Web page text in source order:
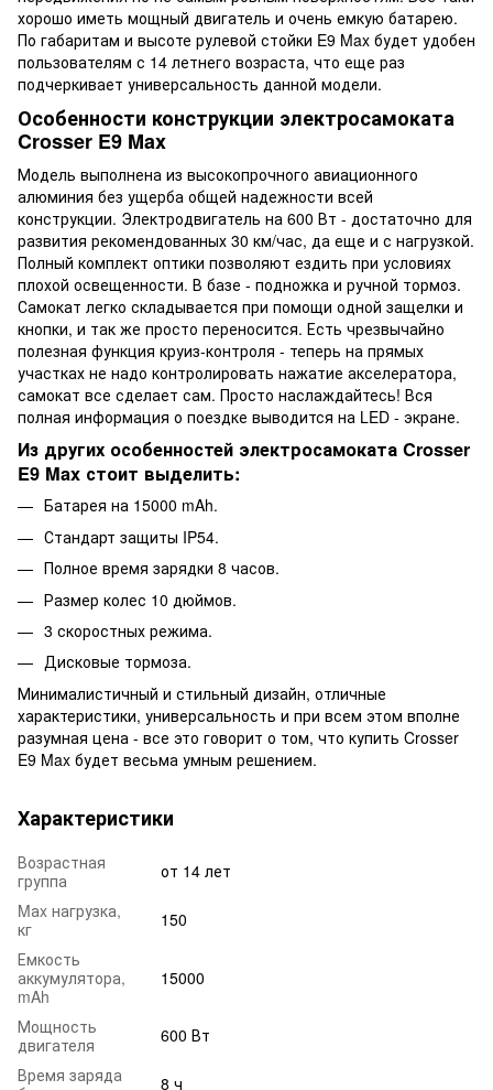
хорошо иметь мощный двигатель и очень емкую батарею.
По габаритам и высоте рулевой стойки E9 Max будет удобен
пользователям с 14 летнего возраста, что еще раз
подчеркивает универсальность данной модели.
Особенности конструкции электросамоката
Crosser E9 Max
Модель выполнена из высокопрочного авиационного
алюминия без ущерба общей надежности всей
конструкции. Электродвигатель на 600 Вт - достаточно для
развития рекомендованных 30 км/час, да еще и с нагрузкой.
Полный комплект оптики позволяют ездить при условиях
плохой освещенности. В базе - подножка и ручной тормоз.
Самокат легко складывается при помощи одной защелки и
кнопки, и так же просто переносится. Есть чрезвычайно
полезная функция круиз-контроля - теперь на прямых
участках не надо контролировать нажатие акселератора,
самокат все сделает сам. Просто наслаждайтесь! Вся
полная информация о поездке выводится на LED - экране.
Из других особенностей электросамоката Crosser
E9 Max стоит выделить:
Батарея на 15000 mAh.
Стандарт защиты IP54.
Полное время зарядки 8 часов.
Размер колес 10 дюймов.
3 скоростных режима.
Дисковые тормоза.
Минималистичный и стильный дизайн, отличные
характеристики, универсальность и при всем этом вполне
разумная цена - все это говорит о том, что купить Crosser
E9 Max будет весьма умным решением.
Характеристики
Возрастная
группа
от 14 лет
Mаx нагрузка,
кг
150
Емкость
аккумулятора,
mAh
15000
Мощность
двигателя
600 Вт
Время заряда
8 ч